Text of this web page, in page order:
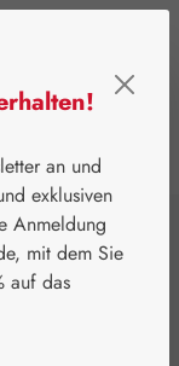
an und
exklusiven
Anmeldung
mit dem Sie
auf das